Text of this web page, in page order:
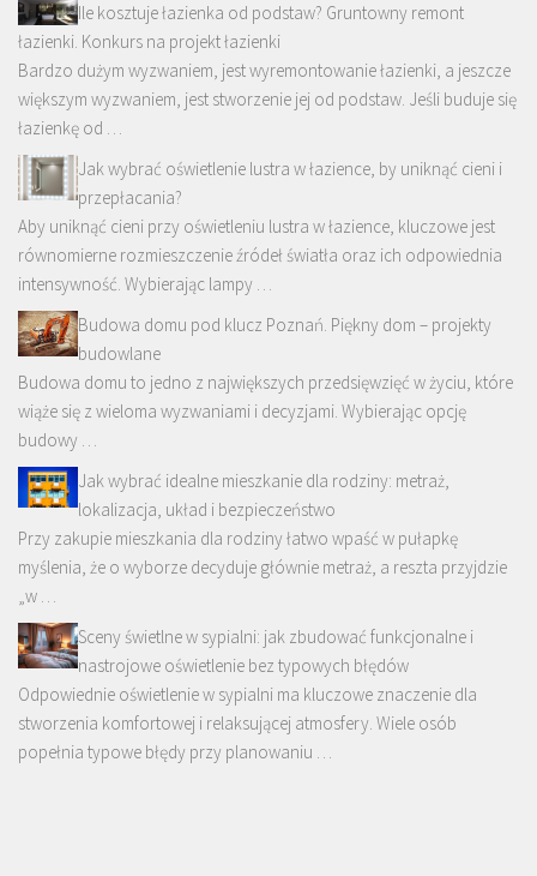
Ile kosztuje łazienka od podstaw? Gruntowny remont
łazienki. Konkurs na projekt łazienki
Bardzo dużym wyzwaniem, jest wyremontowanie łazienki, a jeszcze
większym wyzwaniem, jest stworzenie jej od podstaw. Jeśli buduje się
łazienkę od …
Jak wybrać oświetlenie lustra w łazience, by uniknąć cieni i
przepłacania?
Aby uniknąć cieni przy oświetleniu lustra w łazience, kluczowe jest
równomierne rozmieszczenie źródeł światła oraz ich odpowiednia
intensywność. Wybierając lampy …
Budowa domu pod klucz Poznań. Piękny dom – projekty
budowlane
Budowa domu to jedno z największych przedsięwzięć w życiu, które
wiąże się z wieloma wyzwaniami i decyzjami. Wybierając opcję
budowy …
Jak wybrać idealne mieszkanie dla rodziny: metraż,
lokalizacja, układ i bezpieczeństwo
Przy zakupie mieszkania dla rodziny łatwo wpaść w pułapkę
myślenia, że o wyborze decyduje głównie metraż, a reszta przyjdzie
„w …
Sceny świetlne w sypialni: jak zbudować funkcjonalne i
nastrojowe oświetlenie bez typowych błędów
Odpowiednie oświetlenie w sypialni ma kluczowe znaczenie dla
stworzenia komfortowej i relaksującej atmosfery. Wiele osób
popełnia typowe błędy przy planowaniu …